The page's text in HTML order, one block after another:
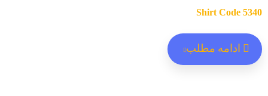
Shirt Code 5340
ادامه مطلب